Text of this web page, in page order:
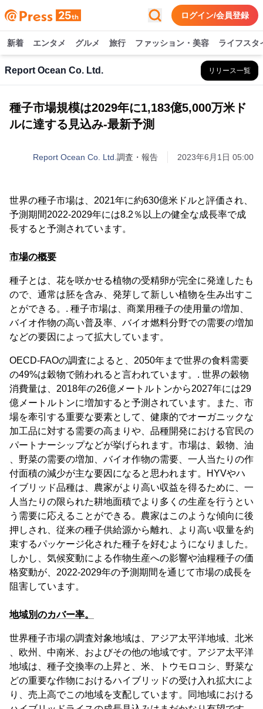
ログイン/会員登録
新着 エンタメ グルメ 旅行 ファッション・美容 ライフスタ
Report Ocean Co. Ltd. リリース一覧
種子市場規模は2029年に1,183億5,000万米ド
ルに達する見込み-最新予測
Report Ocean Co. Ltd. 調査・報告 2023年6月1日 05:00
世界の種子市場は、2021年に約630億米ドルと評価され、
予測期間2022-2029年には8.2％以上の健全な成長率で成
長すると予測されています。
市場の概要
種子とは、花を咲かせる植物の受精卵が完全に発達したも
ので、通常は胚を含み、発芽して新しい植物を生み出すこ
とができる。. 種子市場は、商業用種子の使用量の増加、
バイオ作物の高い普及率、バイオ燃料分野での需要の増加
などの要因によって拡大しています。
OECD-FAOの調査によると、2050年まで世界の食料需要
の49%は穀物で賄われると言われています。. 世界の穀物
消費量は、2018年の26億メートルトンから2027年には29
億メートルトンに増加すると予測されています。また、市
場を牽引する重要な要素として、健康的でオーガニックな
加工品に対する需要の高まりや、品種開発における官民の
パートナーシップなどが挙げられます。市場は、穀物、油
、野菜の需要の増加、バイオ作物の需要、一人当たりの作
付面積の減少が主な要因になると思われます。HYVやハ
イブリッド品種は、農家がより高い収益を得るために、一
人当たりの限られた耕地面積でより多くの生産を行うとい
う需要に応えることができる。農家はこのような傾向に後
押しされ、従来の種子供給源から離れ、より高い収量を約
束するパッケージ化された種子を好むようになりました。
しかし、気候変動による作物生産への影響や油糧種子の価
格変動が、2022-2029年の予測期間を通じて市場の成長を
阻害しています。
地域別のカバー率。
世界種子市場の調査対象地域は、アジア太平洋地域、北米
、欧州、中南米、およびその他の地域です。アジア太平洋
地域は、種子交換率の上昇と、米、トウモロコシ、野菜な
どの重要な作物におけるハイブリッドの受け入れ拡大によ
り、売上高でこの地域を支配しています。同地域における